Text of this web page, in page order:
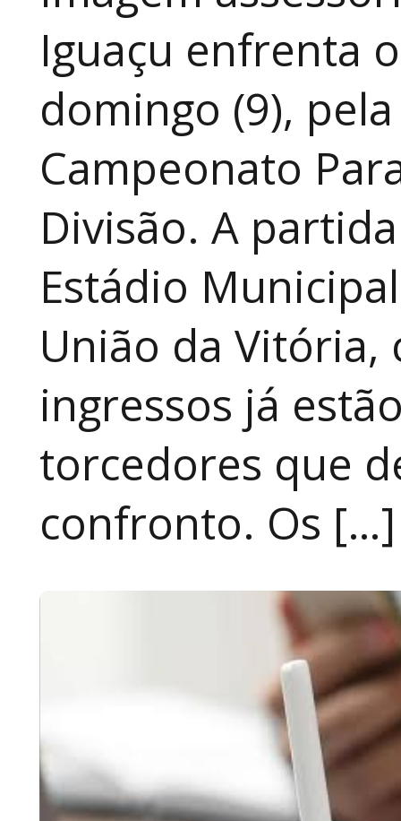
Iguaçu enfrenta
domingo (9),
Campeonato
Divisão. A
Estádio
União da Vitória,
ingressos já
torcedores que
confronto. Os […]